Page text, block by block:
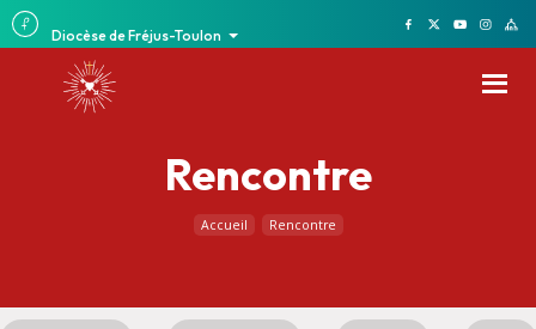
Diocèse de Fréjus-Toulon
Rencontre
Accueil Rencontre